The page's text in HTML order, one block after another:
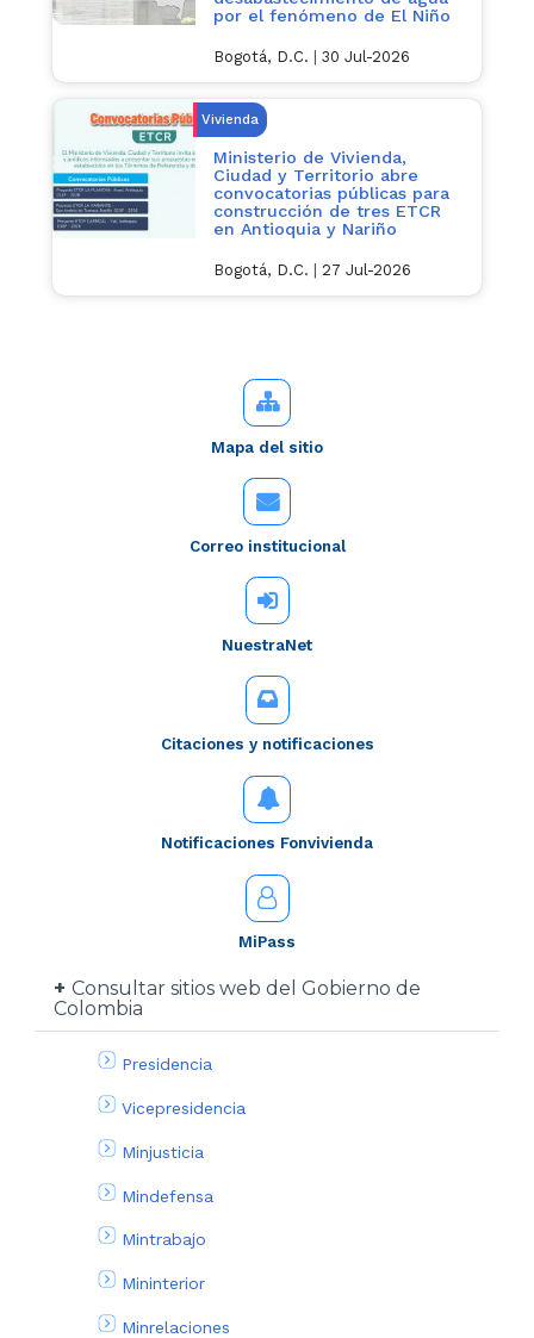
por el fenómeno de El Niño
Bogotá, D.C. | 30 Jul-2026
Vivienda
Ministerio de Vivienda,
Ciudad y Territorio abre
convocatorias públicas para
construcción de tres ETCR
en Antioquia y Nariño
Bogotá, D.C. | 27 Jul-2026
Mapa del sitio
Correo institucional
NuestraNet
Citaciones y notificaciones
Notificaciones Fonvivienda
MiPass
Consultar sitios web del Gobierno de
Colombia
Presidencia
Vicepresidencia
Minjusticia
Mindefensa
Mintrabajo
Mininterior
Minrelaciones